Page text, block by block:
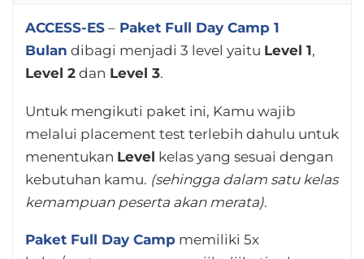
ACCESS-ES – Paket Full Day Camp 1
Bulan dibagi menjadi 3 level yaitu Level 1,
Level 2 dan Level 3.
Untuk mengikuti paket ini, Kamu wajib
melalui placement test terlebih dahulu untuk
menentukan Level kelas yang sesuai dengan
kebutuhan kamu. (sehingga dalam satu kelas
kemampuan peserta akan merata).
Paket Full Day Camp memiliki 5x